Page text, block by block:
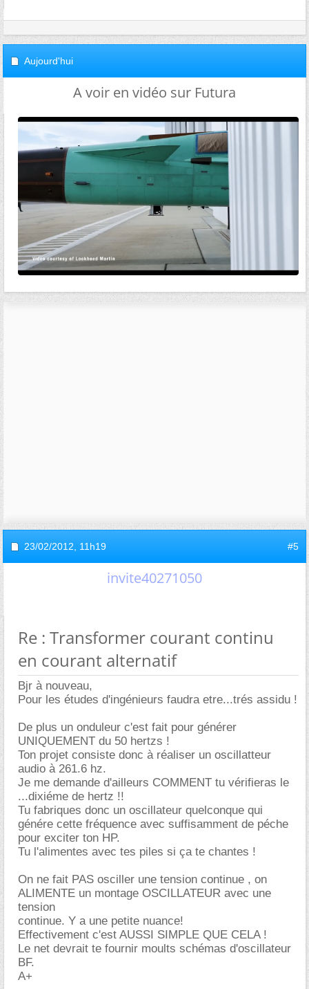
Aujourd'hui
A voir en vidéo sur Futura
23/02/2012, 11h19 #5
invite40271050
Re : Transformer courant continu
en courant alternatif
Bjr à nouveau,
Pour les études d'ingénieurs faudra etre...trés assidu !
De plus un onduleur c'est fait pour générer
UNIQUEMENT du 50 hertzs !
Ton projet consiste donc à réaliser un oscillatteur
audio à 261.6 hz.
Je me demande d'ailleurs COMMENT tu vérifieras le
...dixiéme de hertz !!
Tu fabriques donc un oscillateur quelconque qui
génére cette fréquence avec suffisamment de péche
pour exciter ton HP.
Tu l'alimentes avec tes piles si ça te chantes !
On ne fait PAS osciller une tension continue , on
ALIMENTE un montage OSCILLATEUR avec une
tension
continue. Y a une petite nuance!
Effectivement c'est AUSSI SIMPLE QUE CELA !
Le net devrait te fournir moults schémas d'oscillateur
BF.
A+